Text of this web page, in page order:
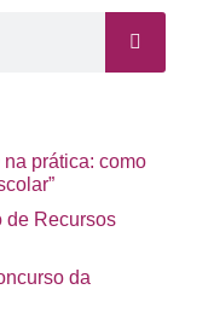
prática: como
de Recursos
da